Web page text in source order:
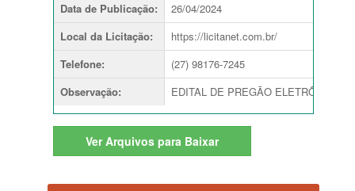
Data de Publicação:
26/04/2024
Local da Licitação:
https://licitanet.com.br/
Telefone:
(27) 98176-7245
Observação: EDITAL DE PREGÃO ELETRÔNICO
Ver Arquivos para Baixar